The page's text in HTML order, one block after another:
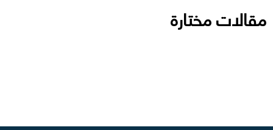
مقالات مختارة